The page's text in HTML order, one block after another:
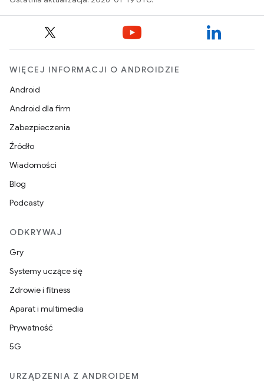
WIĘCEJ INFORMACJI O ANDROIDZIE
Android
Android dla firm
Zabezpieczenia
Źródło
Wiadomości
Blog
Podcasty
ODKRYWAJ
Gry
Systemy uczące się
Zdrowie i fitness
Aparat i multimedia
Prywatność
5G
URZĄDZENIA Z ANDROIDEM